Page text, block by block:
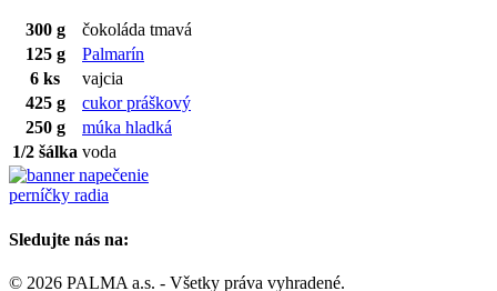
300 g
čokoláda tmavá
125 g
Palmarín
6 ks
vajcia
425 g
cukor práškový
250 g
múka hladká
1/2 šálka voda
perníčky radia
Sledujte nás na:
© 2026 PALMA a.s. - Všetky práva vyhradené.